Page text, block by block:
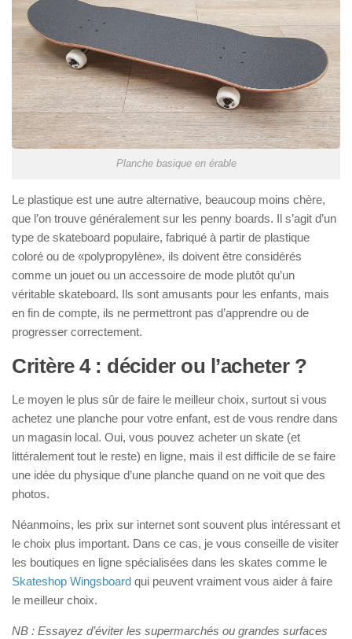
Planche basique en érable
Le plastique est une autre alternative, beaucoup moins chère,
que l’on trouve généralement sur les penny boards. Il s’agit d’un
type de skateboard populaire, fabriqué à partir de plastique
coloré ou de «polypropylène», ils doivent être considérés
comme un jouet ou un accessoire de mode plutôt qu’un
véritable skateboard. Ils sont amusants pour les enfants, mais
en fin de compte, ils ne permettront pas d’apprendre ou de
progresser correctement.
Critère 4 : décider ou l’acheter ?
Le moyen le plus sûr de faire le meilleur choix, surtout si vous
achetez une planche pour votre enfant, est de vous rendre dans
un magasin local. Oui, vous pouvez acheter un skate (et
littéralement tout le reste) en ligne, mais il est difficile de se faire
une idée du physique d’une planche quand on ne voit que des
photos.
Néanmoins, les prix sur internet sont souvent plus intéressant et
le choix plus important. Dans ce cas, je vous conseille de visiter
les boutiques en ligne spécialisées dans les skates comme le
Skateshop Wingsboard qui peuvent vraiment vous aider à faire
le meilleur choix.
NB : Essayez d’éviter les supermarchés ou grandes surfaces